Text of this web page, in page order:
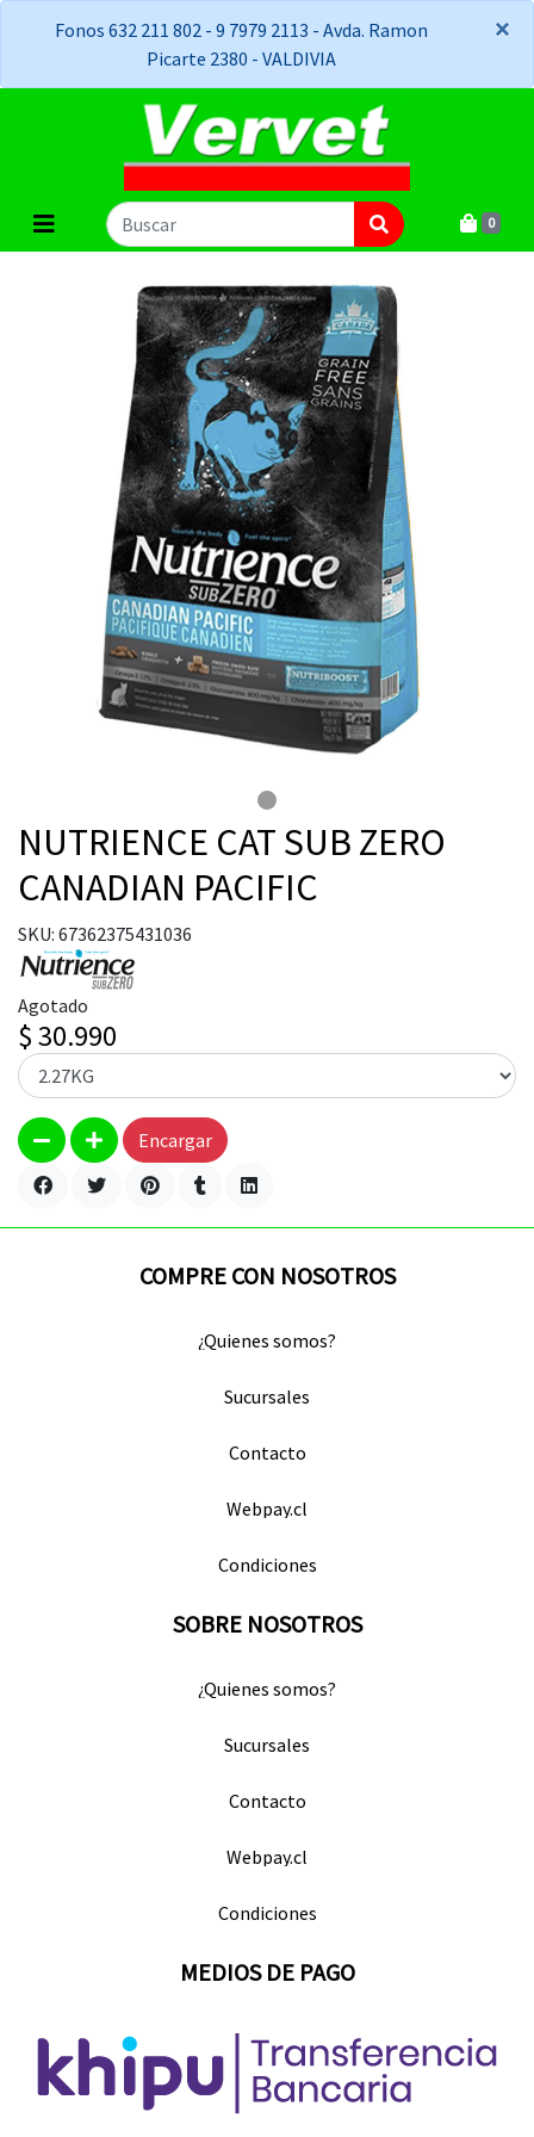
Fonos 632 211 802 - 9 7979 2113 - Avda. Ramon
Picarte 2380 - VALDIVIA
×
×
0
NUTRIENCE CAT SUB ZERO
CANADIAN PACIFIC
SKU: 67362375431036
Agotado
$ 30.990
Encargar
COMPRE CON NOSOTROS
¿Quienes somos?
Sucursales
Contacto
Webpay.cl
Condiciones
SOBRE NOSOTROS
¿Quienes somos?
Sucursales
Contacto
Webpay.cl
Condiciones
MEDIOS DE PAGO